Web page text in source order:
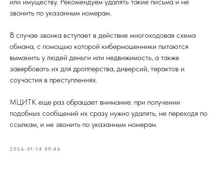
звонить по указанным номерам.
В случае звонка вступает в действие многоходовая схема
обмана, с помощью которой кибермошенники пытаются
выманить у людей деньги или недвижимость, а также
завербовать их для дропперства, диверсий, терактов и
соучастия в преступлениях.
МЦИТК еще раз обращает внимание: при получении
подобных сообщений их сразу нужно удалять, не переходя по
ссылкам, и не звонить по указанным номерам.
2026-01-14 09:46